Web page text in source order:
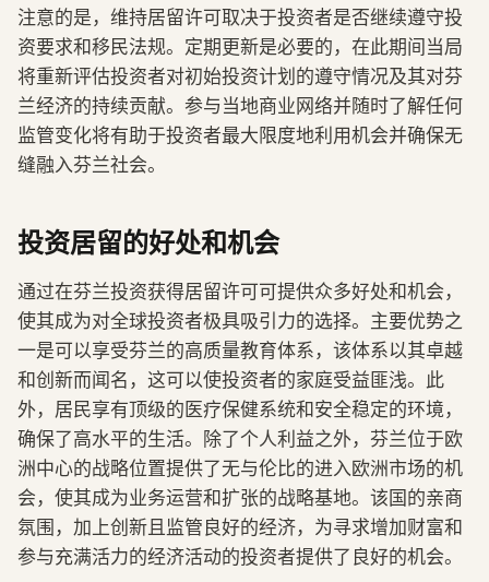
注意的是，维持居留许可取决于投资者是否继续遵守投
资要求和移民法规。定期更新是必要的，在此期间当局
将重新评估投资者对初始投资计划的遵守情况及其对芬
兰经济的持续贡献。参与当地商业网络并随时了解任何
监管变化将有助于投资者最大限度地利用机会并确保无
缝融入芬兰社会。
投资居留的好处和机会
通过在芬兰投资获得居留许可可提供众多好处和机会，
使其成为对全球投资者极具吸引力的选择。主要优势之
一是可以享受芬兰的高质量教育体系，该体系以其卓越
和创新而闻名，这可以使投资者的家庭受益匪浅。此
外，居民享有顶级的医疗保健系统和安全稳定的环境，
确保了高水平的生活。除了个人利益之外，芬兰位于欧
洲中心的战略位置提供了无与伦比的进入欧洲市场的机
会，使其成为业务运营和扩张的战略基地。该国的亲商
氛围，加上创新且监管良好的经济，为寻求增加财富和
参与充满活力的经济活动的投资者提供了良好的机会。